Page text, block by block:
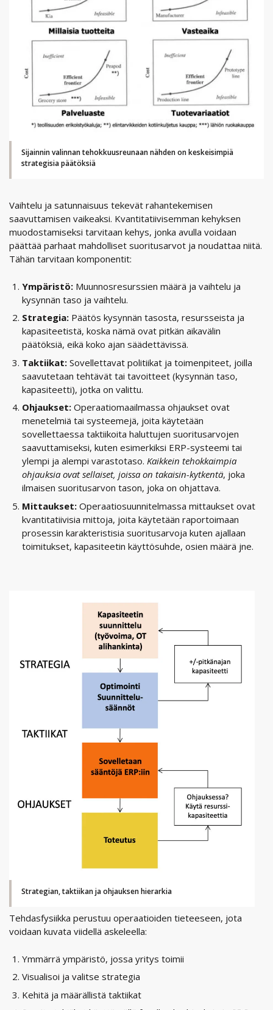
Sijainnin valinnan tehokkuusreunaan nähden on keskeisimpiä
strategisia päätöksiä
Vaihtelu ja satunnaisuus tekevät rahantekemisen
saavuttamisen vaikeaksi. Kvantitatiivisemman kehyksen
muodostamiseksi tarvitaan kehys, jonka avulla voidaan
päättää parhaat mahdolliset suoritusarvot ja noudattaa niitä.
Tähän tarvitaan komponentit:
Ympäristö: Muunnosresurssien määrä ja vaihtelu ja
kysynnän taso ja vaihtelu.
Strategia: Päätös kysynnän tasosta, resursseista ja
kapasiteetistä, koska nämä ovat pitkän aikavälin
päätöksiä, eikä koko ajan säädettävissä.
Taktiikat: Sovellettavat politiikat ja toimenpiteet, joilla
saavutetaan tehtävät tai tavoitteet (kysynnän taso,
kapasiteetti), jotka on valittu.
Ohjaukset: Operaatiomaailmassa ohjaukset ovat
menetelmiä tai systeemejä, joita käytetään
sovellettaessa taktiikoita haluttujen suoritusarvojen
saavuttamiseksi, kuten esimerkiksi ERP-systeemi tai
ylempi ja alempi varastotaso. Kaikkein tehokkaimpia
ohjauksia ovat sellaiset, joissa on takaisin-kytkentä, joka
ilmaisen suoritusarvon tason, joka on ohjattava.
Mittaukset: Operaatiosuunnitelmassa mittaukset ovat
kvantitatiivisia mittoja, joita käytetään raportoimaan
prosessin karakteristisia suoritusarvoja kuten ajallaan
toimitukset, kapasiteetin käyttösuhde, osien määrä jne.
Strategian, taktiikan ja ohjauksen hierarkia
Tehdasfysiikka perustuu operaatioiden tieteeseen, jota
voidaan kuvata viidellä askeleella:
Ymmärrä ympäristö, jossa yritys toimii
Visualisoi ja valitse strategia
Kehitä ja määrällistä taktiikat